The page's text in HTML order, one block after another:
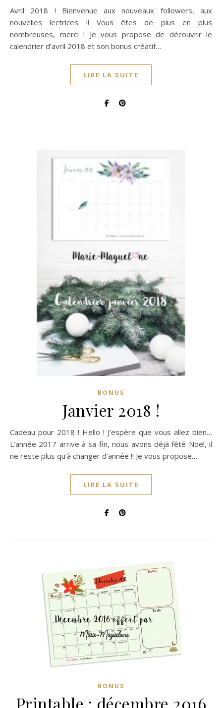
Avril 2018 ! Bienvenue aux nouveaux followers, aux
nouvelles lectrices !! Vous êtes de plus en plus
nombreuses, merci ! Je vous propose de découvrir le
calendrier d’avril 2018 et son bonus créatif…
LIRE LA SUITE
BONUS
Janvier 2018 !
Cadeau pour 2018 ! Hello ! J’espère que vous allez bien…
L’année 2017 arrive à sa fin, nous avons déjà fêté Noël, il
ne reste plus qu’à changer d’année !! Je vous propose…
LIRE LA SUITE
BONUS
Printable : décembre 2016